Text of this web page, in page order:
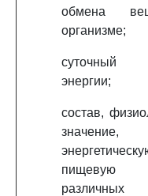
обмена
организме;
суточный
энергии;
состав,
значение,
пищевую
различных